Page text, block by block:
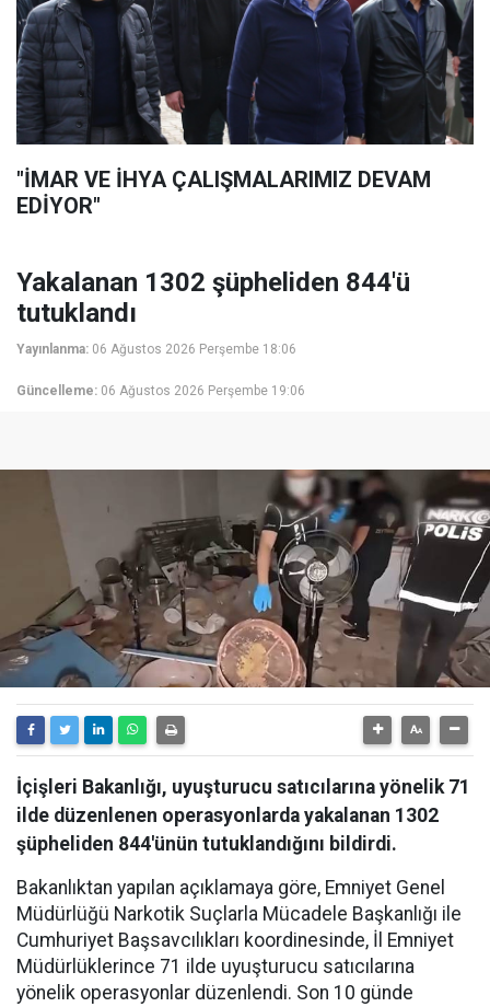
"İMAR VE İHYA ÇALIŞMALARIMIZ DEVAM
EDİYOR"
Yakalanan 1302 şüpheliden 844'ü
tutuklandı
Yayınlanma: 06 Ağustos 2026 Perşembe 18:06
Güncelleme: 06 Ağustos 2026 Perşembe 19:06
İçişleri Bakanlığı, uyuşturucu satıcılarına yönelik 71
ilde düzenlenen operasyonlarda yakalanan 1302
şüpheliden 844'ünün tutuklandığını bildirdi.
Bakanlıktan yapılan açıklamaya göre, Emniyet Genel
Müdürlüğü Narkotik Suçlarla Mücadele Başkanlığı ile
Cumhuriyet Başsavcılıkları koordinesinde, İl Emniyet
Müdürlüklerince 71 ilde uyuşturucu satıcılarına
yönelik operasyonlar düzenlendi. Son 10 günde